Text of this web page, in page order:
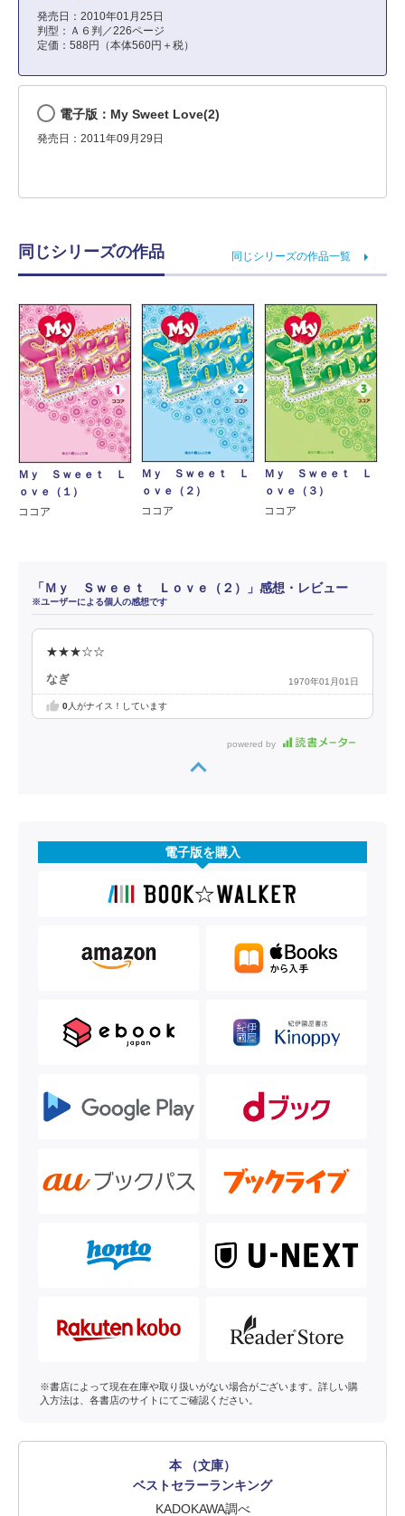
発売日：2010年01月25日
判型：Ａ６判／226ページ
定価：588円（本体560円＋税）
電子版：My Sweet Love(2)
発売日：2011年09月29日
同じシリーズの作品 同じシリーズの作品一覧
Ｍｙ Ｓｗｅｅｔ Ｌ
ｏｖｅ（１）
ココア
Ｍｙ Ｓｗｅｅｔ Ｌ
ｏｖｅ（２）
ココア
Ｍｙ Ｓｗｅｅｔ Ｌ
ｏｖｅ（３）
ココア
「Ｍｙ Ｓｗｅｅｔ Ｌｏｖｅ（２）」感想・レビュー
※ユーザーによる個人の感想です
★★★☆☆
なぎ 1970年01月01日
0人がナイス！しています
powered by
電子版を購入
※書店によって現在在庫や取り扱いがない場合がございます。詳しい購
入方法は、各書店のサイトにてご確認ください。
本 （文庫）
ベストセラーランキング
KADOKAWA調べ